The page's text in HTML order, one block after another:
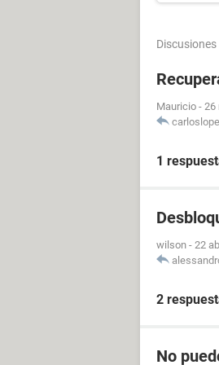
Mauricio - 26
1
wilson - 22
2
No